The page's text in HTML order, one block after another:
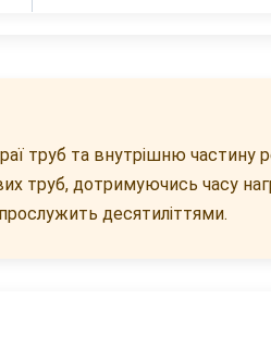
труб та внутрішню частину
труб, дотримуючись часу
десятиліттями.